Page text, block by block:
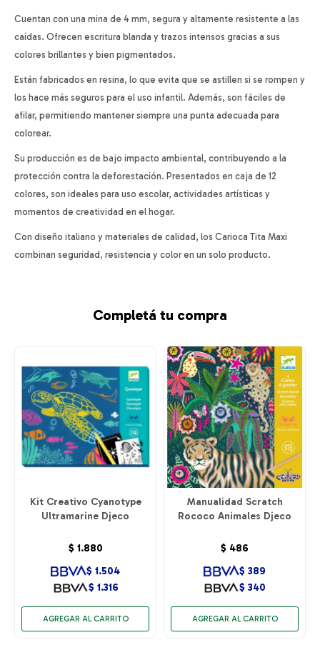
Cuentan con una mina de 4 mm, segura y altamente resistente a las
caídas. Ofrecen escritura blanda y trazos intensos gracias a sus
colores brillantes y bien pigmentados.
Están fabricados en resina, lo que evita que se astillen si se rompen y
los hace más seguros para el uso infantil. Además, son fáciles de
afilar, permitiendo mantener siempre una punta adecuada para
colorear.
Su producción es de bajo impacto ambiental, contribuyendo a la
protección contra la deforestación. Presentados en caja de 12
colores, son ideales para uso escolar, actividades artísticas y
momentos de creatividad en el hogar.
Con diseño italiano y materiales de calidad, los Carioca Tita Maxi
combinan seguridad, resistencia y color en un solo producto.
Completá tu compra
Kit Creativo Cyanotype
Ultramarine Djeco
$ 1.880
$ 1.316
$ 1.504
Manualidad Scratch
Rococo Animales Djeco
$ 486
$ 340
$ 389